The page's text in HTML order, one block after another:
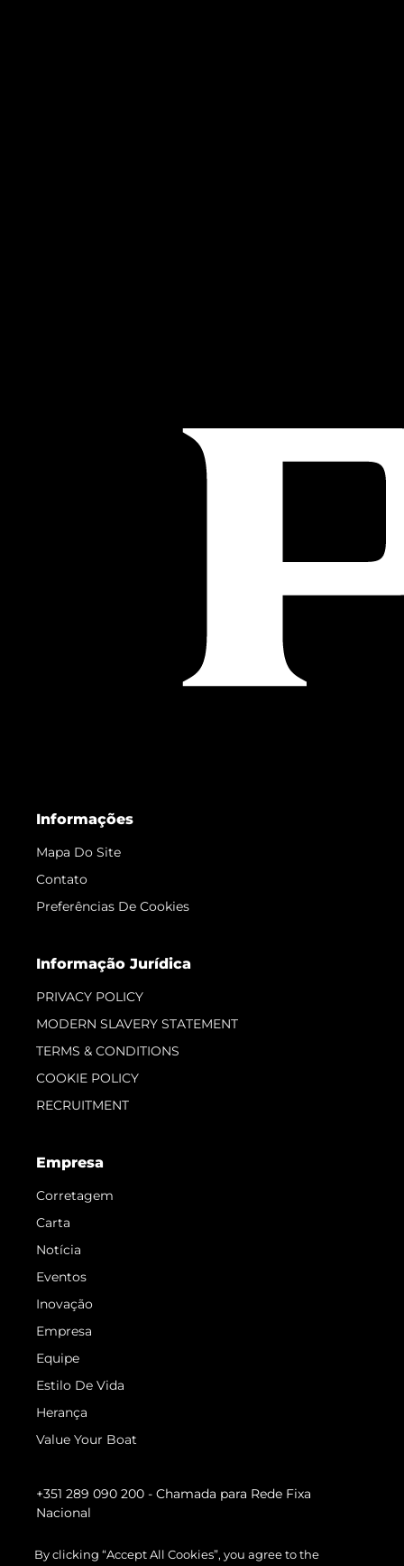
Informações
Mapa Do Site
Contato
Preferências De Cookies
Informação Jurídica
PRIVACY POLICY
MODERN SLAVERY STATEMENT
TERMS & CONDITIONS
COOKIE POLICY
RECRUITMENT
Empresa
Corretagem
Carta
Notícia
Eventos
Inovação
Empresa
Equipe
Estilo De Vida
Herança
Value Your Boat
+351 289 090 200 - Chamada para Rede Fixa
Nacional
By clicking “Accept All Cookies”, you agree to the